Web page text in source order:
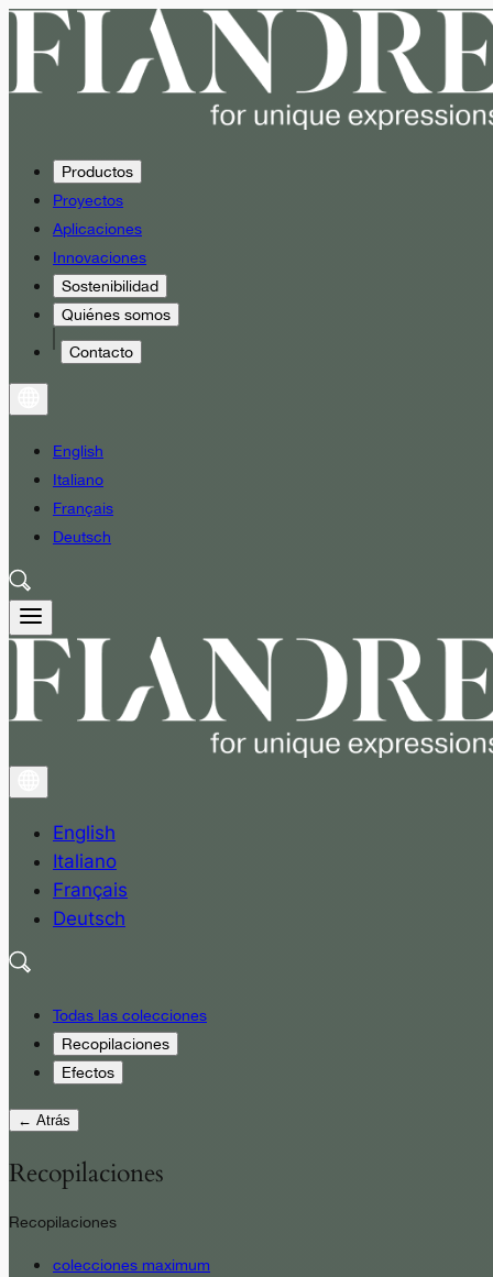
Productos
Proyectos
Aplicaciones
Innovaciones
Sostenibilidad
Quiénes somos
Contacto
English
Italiano
Français
Deutsch
English
Italiano
Français
Deutsch
Todas las colecciones
Recopilaciones
Efectos
← Atrás
Recopilaciones
Recopilaciones
colecciones maximum